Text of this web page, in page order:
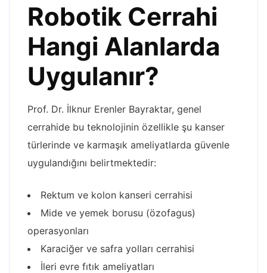
Robotik Cerrahi
Hangi Alanlarda
Uygulanır?
Prof. Dr. İlknur Erenler Bayraktar, genel
cerrahide bu teknolojinin özellikle şu kanser
türlerinde ve karmaşık ameliyatlarda güvenle
uygulandığını belirtmektedir:
Rektum ve kolon kanseri cerrahisi
Mide ve yemek borusu (özofagus)
operasyonları
Karaciğer ve safra yolları cerrahisi
İleri evre fıtık ameliyatları